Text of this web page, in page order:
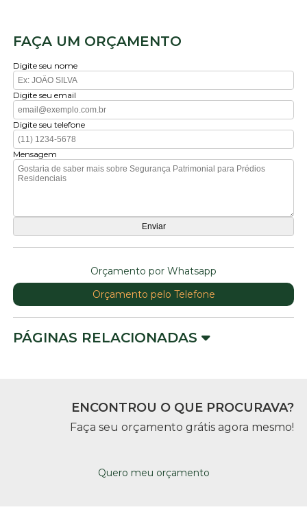
FAÇA UM ORÇAMENTO
Digite seu nome
Digite seu email
Digite seu telefone
Mensagem
Orçamento por Whatsapp
Orçamento pelo Telefone
PÁGINAS RELACIONADAS
ENCONTROU O QUE PROCURAVA?
Faça seu orçamento grátis agora mesmo!
Quero meu orçamento